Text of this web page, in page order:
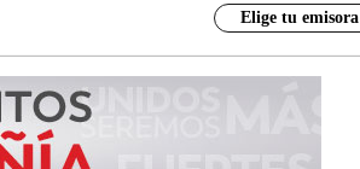
Elige tu emisora